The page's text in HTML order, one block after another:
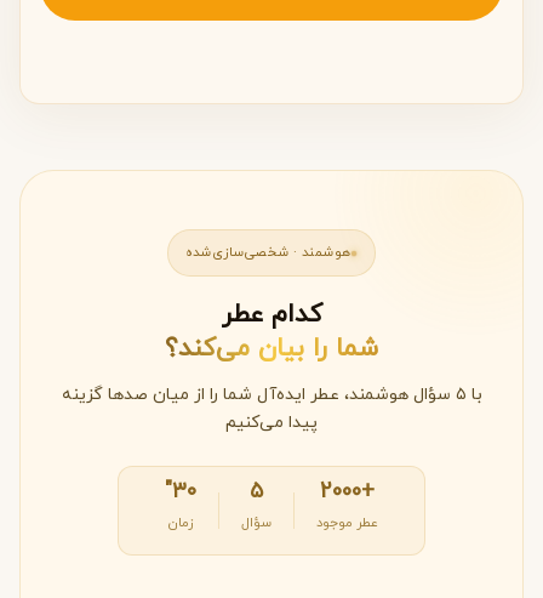
هوشمند · شخصی‌سازی‌شده
کدام عطر
شما را بیان می‌کند؟
با ۵ سؤال هوشمند، عطر ایده‌آل شما را از میان صدها گزینه
پیدا می‌کنیم
+2000
عطر موجود
۵
سؤال
۳۰"
زمان